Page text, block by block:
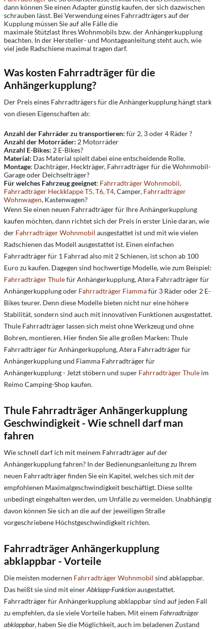
dann können Sie einen Adapter günstig kaufen, der sich dazwischen
schrauben lässt. Bei Verwendung eines Fahrradträgers auf der
Kupplung müssen Sie auf alle Fälle die
maximale Stützlast Ihres Wohnmobils bzw. der Anhängerkupplung
beachten. In der Hersteller- und Montageanleitung steht auch, wie
viel jede Radschiene maximal tragen darf.
Was kosten Fahrradträger für die
Anhängerkupplung?
Der Preis eines Fahrradträgers für die Anhängerkupplung hängt stark
von diesen Eigenschaften ab:
Anzahl der Fahrräder zu transportieren: für 2, 3 oder 4 Räder ?
Anzahl der Motorräder: 2 Motorräder
Anzahl E-Bikes: 2 E-Bikes?
Material: Das Material spielt dabei eine entscheidende Rolle.
Montage: Dachträger, Heckträger, Fahrradträger für die Wohnmobil-
Garage oder Deichselträger?
Für welches Fahrzeug geeignet: Fahrradträger Wohnmobil,
Fahrradträger Heckklappe T5, T6, T4, Camper, Fahrradträger
Wohnwagen, Kastenwagen?
Wenn Sie einen neuen Fahrradträger für Ihre Anhängerkupplung
kaufen möchten, dann richtet sich der Preis in erster Linie daran, wie
der Fahrradträger Wohnmobil ausgestattet ist und mit wie vielen
Radschienen das Modell ausgestattet ist. Einen einfachen
Fahrradträger für 1 Fahrrad also mit 2 Schienen, ist schon ab 100
Euro zu kaufen. Dagegen sind hochwertige Modelle, wie zum Beispiel:
Fahrradträger Thulefür Anhängerkupplung, Atera Fahrradträger für
Anhängerkupplung oder Fahrradträger Fiammafür 3 Räder oder 2 E-
Bikes teurer. Denn diese Modelle bieten nicht nur eine höhere
Stabilität, sondern sind auch mit innovativen Funktionen ausgestattet.
Thule Fahrradträger lassen sich meist ohne Werkzeug und ohne
Bohren, montieren. Hier finden Sie alle großen Marken: Thule
Fahrradträger für Anhängerkupplung, Atera Fahrradträger für
Anhängerkupplung und Fiamma Fahrradträger für
Anhängerkupplung - Jetzt stöbern und super Fahrradträger Thule im
Reimo Camping-Shop kaufen.
Thule Fahrradträger Anhängerkupplung
Geschwindigkeit - Wie schnell darf man
fahren
Wie schnell darf ich mit meinem Fahrradträger auf der
Anhängerkupplung fahren? In der Bedienungsanleitung zu Ihrem
neuen Fahrradträger finden Sie ein Kapitel, welches sich mit der
empfohlenen Maximalgeschwindigkeit beschäftigt. Diese sollte
unbedingt eingehalten werden, um Unfälle zu vermeiden. Unabhängig
davon können Sie sich an die auf der jeweiligen Straße
vorgeschriebene Höchstgeschwindigkeit richten.
Fahrradträger Anhängerkupplung
abklappbar - Vorteile
Die meisten modernen Fahrradträger Wohnmobil sind abklappbar.
Das heißt sie sind mit einerAbklapp-Funktionausgestattet.
Fahrradträger für Anhängerkupplung abklappbar sind auf jeden Fall
zu empfehlen, da sie viele Vorteile haben. Mit einem Fahrradträger
abklappbar, haben Sie die Möglichkeit, auch im beladenen Zustand